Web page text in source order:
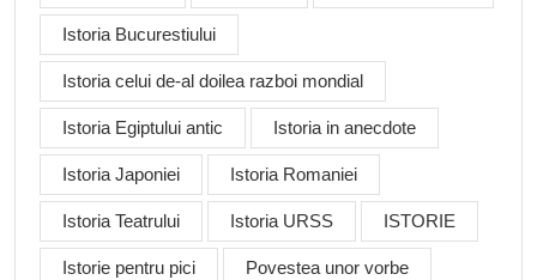
Istoria Bucurestiului
Istoria celui de-al doilea razboi mondial
Istoria Egiptului antic Istoria in anecdote
Istoria Japoniei Istoria Romaniei
Istoria Teatrului Istoria URSS ISTORIE
Istorie pentru pici Povestea unor vorbe